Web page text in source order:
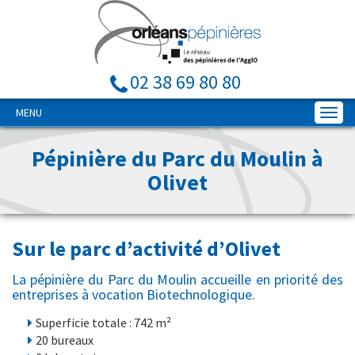
02 38 69 80 80
MENU
Pépinière du Parc du Moulin à
Olivet
Sur le parc d’activité d’Olivet
La pépinière du Parc du Moulin accueille en priorité des
entreprises à vocation Biotechnologique.
Superficie totale : 742 m²
20 bureaux